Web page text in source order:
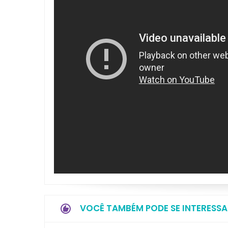
VOCÊ TAMBÉM PODE SE